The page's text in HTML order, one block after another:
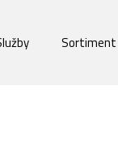
Sortiment